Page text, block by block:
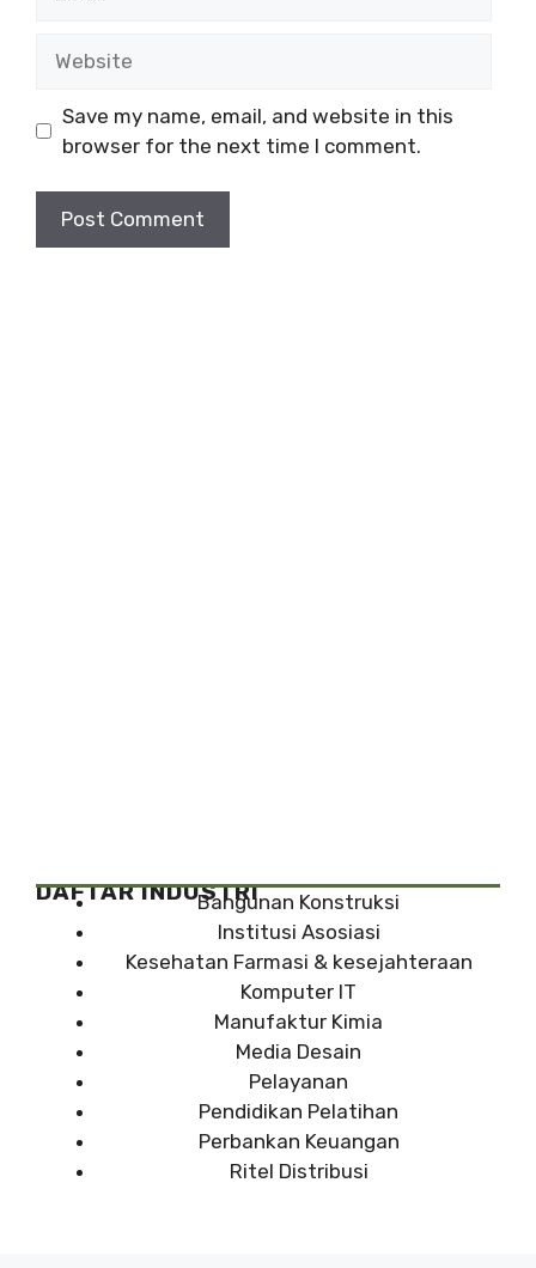
Save my name, email, and website in this
browser for the next time I comment.
DAFTAR INDUSTRIBangunan Konstruksi
Institusi Asosiasi
Kesehatan Farmasi & kesejahteraan
Komputer IT
Manufaktur Kimia
Media Desain
Pelayanan
Pendidikan Pelatihan
Perbankan Keuangan
Ritel Distribusi